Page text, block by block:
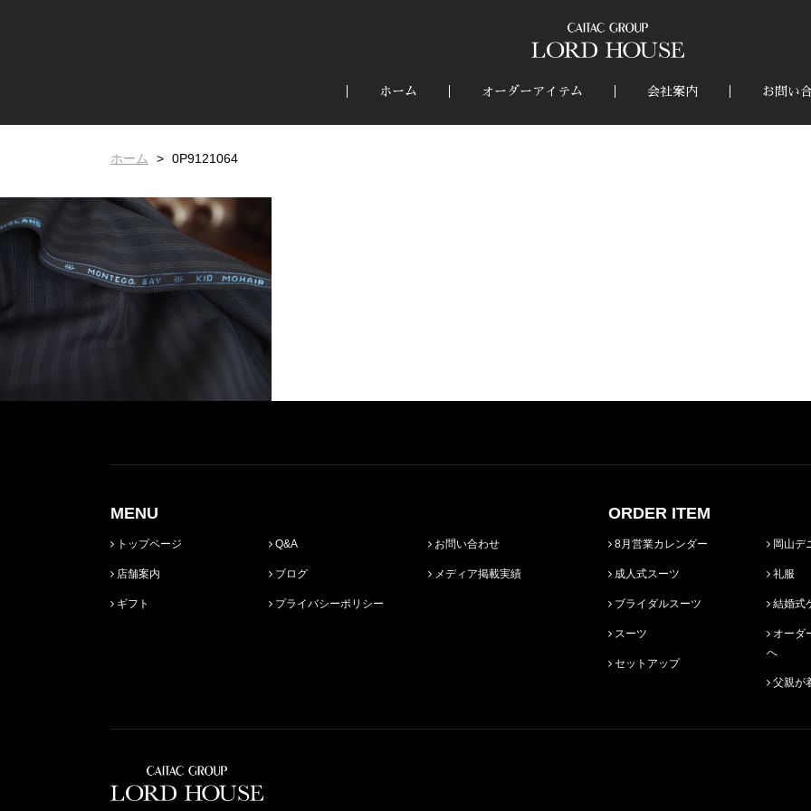
ホーム オーダーアイテム 会社案内 お問い
ホーム 0P9121064
MENU
トップページ
店舗案内
ギフト
Q&A
ブログ
プライバシーポリシー
お問い合わせ
メディア掲載実績
ORDER ITEM
8月営業カレンダー
成人式スーツ
ブライダルスーツ
スーツ
セットアップ
岡山デ
礼服
結婚式
へ
父親が